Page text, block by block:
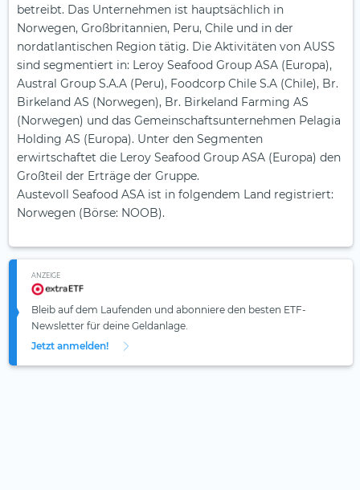
betreibt. Das Unternehmen ist hauptsächlich in
Norwegen, Großbritannien, Peru, Chile und in der
nordatlantischen Region tätig. Die Aktivitäten von AUSS
sind segmentiert in: Leroy Seafood Group ASA (Europa),
Austral Group S.A.A (Peru), Foodcorp Chile S.A (Chile), Br.
Birkeland AS (Norwegen), Br. Birkeland Farming AS
(Norwegen) und das Gemeinschaftsunternehmen Pelagia
Holding AS (Europa). Unter den Segmenten
erwirtschaftet die Leroy Seafood Group ASA (Europa) den
Großteil der Erträge der Gruppe.
Austevoll Seafood ASA ist in folgendem Land registriert:
Norwegen (Börse: NOOB).
ANZEIGE
Bleib auf dem Laufenden und abonniere den besten ETF-
Newsletter für deine Geldanlage.
Jetzt anmelden!